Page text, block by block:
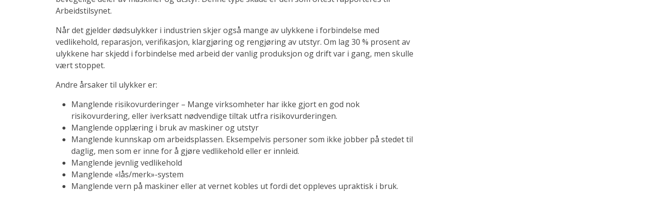
Arbeidstilsynet.
Når det gjelder dødsulykker i industrien skjer også mange av ulykkene i forbindelse med
vedlikehold, reparasjon, verifikasjon, klargjøring og rengjøring av utstyr. Om lag 30 % prosent av
ulykkene har skjedd i forbindelse med arbeid der vanlig produksjon og drift var i gang, men skulle
vært stoppet.
Andre årsaker til ulykker er:
Manglende risikovurderinger – Mange virksomheter har ikke gjort en god nok
risikovurdering, eller iverksatt nødvendige tiltak utfra risikovurderingen.
Manglende opplæring i bruk av maskiner og utstyr
Manglende kunnskap om arbeidsplassen. Eksempelvis personer som ikke jobber på stedet til
daglig, men som er inne for å gjøre vedlikehold eller er innleid.
Manglende jevnlig vedlikehold
Manglende «lås/merk»-system
Manglende vern på maskiner eller at vernet kobles ut fordi det oppleves upraktisk i bruk.